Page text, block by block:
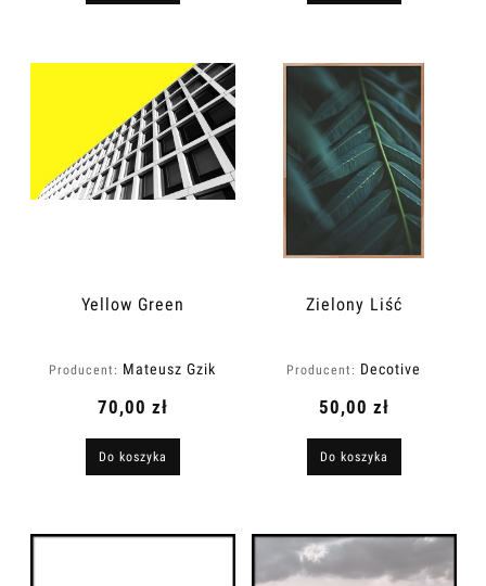
Yellow Green
Producent: Mateusz Gzik
70,00 zł
Do koszyka
Zielony Liść
Producent: Decotive
50,00 zł
Do koszyka